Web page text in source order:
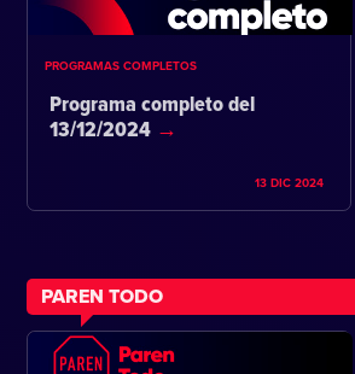
PROGRAMAS COMPLETOS
Programa completo del
13/12/2024
13 DIC 2024
PAREN TODO